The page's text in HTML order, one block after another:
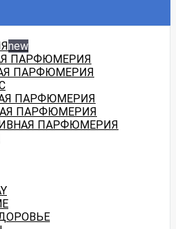
new
ПАРФЮМЕРИЯ
ПАРФЮМЕРИЯ
ПАРФЮМЕРИЯ
ПАРФЮМЕРИЯ
ПАРФЮМЕРИЯ